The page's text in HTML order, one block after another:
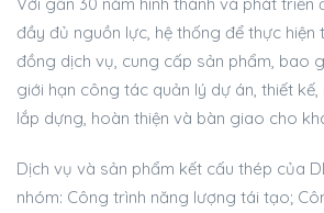
đầy đủ nguồn lực, hệ thống để thực
đồng dịch vụ, cung cấp sản phẩm, bao
giới hạn công tác quản lý dự án, thiết
lắp dựng, hoàn thiện và bàn giao cho
Dịch vụ và sản phẩm kết cấu thép của
nhóm: Công trình năng lượng tái tạo;